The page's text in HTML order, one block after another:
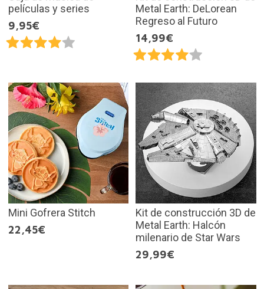
películas y series
9,95€
Metal Earth: DeLorean
Regreso al Futuro
14,99€
Mini Gofrera Stitch
22,45€
Kit de construcción 3D de
Metal Earth: Halcón
milenario de Star Wars
29,99€